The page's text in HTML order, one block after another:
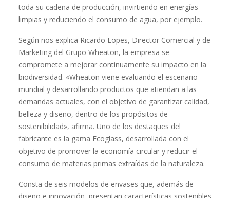
toda su cadena de producción, invirtiendo en energías
limpias y reduciendo el consumo de agua, por ejemplo.
Según nos explica Ricardo Lopes, Director Comercial y de
Marketing del Grupo Wheaton, la empresa se
compromete a mejorar continuamente su impacto en la
biodiversidad. «Wheaton viene evaluando el escenario
mundial y desarrollando productos que atiendan a las
demandas actuales, con el objetivo de garantizar calidad,
belleza y diseño, dentro de los propósitos de
sostenibilidad», afirma. Uno de los destaques del
fabricante es la gama Ecoglass, desarrollada con el
objetivo de promover la economía circular y reducir el
consumo de materias primas extraídas de la naturaleza.
Consta de seis modelos de envases que, además de